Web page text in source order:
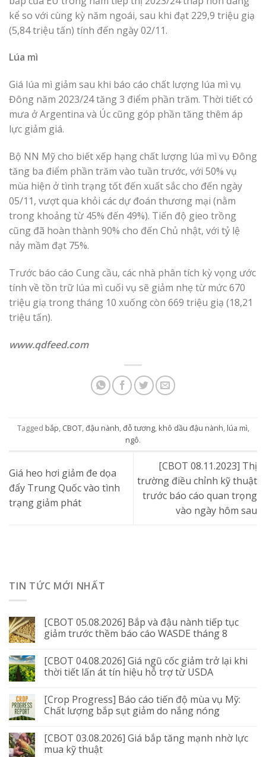
kể so với cùng kỳ năm ngoái, sau khi đạt 229,9 triệu giạ
(5,84 triệu tấn) tính đến ngày 02/11.
Lúa mì
Giá lúa mì giảm sau khi báo cáo chất lượng lúa mì vụ
Đông năm 2023/24 tăng 3 điểm phần trăm. Thời tiết có
mưa ở Argentina và Úc cũng góp phần tăng thêm áp
lực giảm giá.
Bộ NN Mỹ cho biết xếp hạng chất lượng lúa mì vụ Đông
tăng ba điểm phần trăm vào tuần trước, với 50% vụ
mùa hiện ở tình trạng tốt đến xuất sắc cho đến ngày
05/11, vượt qua khỏi các dự đoán thương mại (nằm
trong khoảng từ 45% đến 49%). Tiến độ gieo trồng
cũng đã hoàn thành 90% cho đến Chủ nhật, với tỷ lệ
nảy mầm đạt 75%.
Trước báo cáo Cung cầu, các nhà phân tích kỳ vọng ước
tính về tồn trữ lúa mì cuối vụ sẽ giảm nhẹ từ mức 670
triệu giạ trong tháng 10 xuống còn 669 triệu giạ (18,21
triệu tấn).
www.qdfeed.com
Tagged bắp, CBOT,đậu nành,đỗ tương, khô dầu đậu nành, lúa mì,
ngô.
Giá heo hơi giảm đe dọa
đẩy Trung Quốc vào tình
trạng giảm phát
[CBOT 08.11.2023] Thị
trường điều chỉnh kỹ thuật
trước báo cáo quan trọng
vào ngày hôm sau
TIN TỨC MỚI NHẤT
[CBOT 05.08.2026] Bắp và đậu nành tiếp tục
giảm trước thềm báo cáo WASDE tháng 8
[CBOT 04.08.2026] Giá ngũ cốc giảm trở lại khi
thời tiết lấn át tín hiệu hỗ trợ từ USDA
[Crop Progress] Báo cáo tiến độ mùa vụ Mỹ:
Chất lượng bắp sụt giảm do nắng nóng
[CBOT 03.08.2026] Giá bắp tăng mạnh nhờ lực
mua kỹ thuật